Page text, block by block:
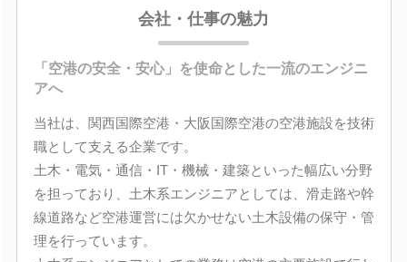
会社・仕事の魅力
「空港の安全・安心」を使命とした一流のエンジニ
アへ
当社は、関西国際空港・大阪国際空港の空港施設を技術
職として支える企業です。
土木・電気・通信・IT・機械・建築といった幅広い分野
を担っており、土木系エンジニアとしては、滑走路や幹
線道路など空港運営には欠かせない土木設備の保守・管
理を行っています。